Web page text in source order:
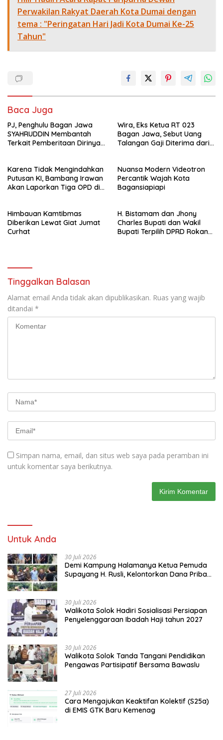
Perwakilan Rakyat Daerah Kota Dumai dengan
tema : "Peringatan Hari Jadi Kota Dumai Ke-25
Tahun"
Baca Juga
PJ, Penghulu Bagan Jawa
SYAHRUDDIN Membantah
Terkait Pemberitaan Dirinya
Wira, Eks Ketua RT 023
Bagan Jawa, Sebut Uang
Talangan Gaji Diterima dari
Karena Tidak Mengindahkan
Putusan KI, Bambang Irawan
Akan Laporkan Tiga OPD di
Nuansa Modern Videotron
Percantik Wajah Kota
Bagansiapiapi
Himbauan Kamtibmas
Diberikan Lewat Giat Jumat
Curhat
H. Bistamam dan Jhony
Charles Bupati dan Wakil
Bupati Terpilih DPRD Rokan
Tinggalkan Balasan
Alamat email Anda tidak akan dipublikasikan. Ruas yang wajib
ditandai *
Simpan nama, email, dan situs web saya pada peramban ini
untuk komentar saya berikutnya.
Untuk Anda
30 Juli 2026
Demi Kampung Halamanya Ketua Pemuda
Supayang H. Rusli, Kelontorkan Dana Pribadi
30 Juli 2026
Walikota Solok Hadiri Sosialisasi Persiapan
Penyelenggaraan Ibadah Haji tahun 2027
30 Juli 2026
Walikota Solok Tanda Tangani Pendidikan
Pengawas Partisipatif Bersama Bawaslu
27 Juli 2026
Cara Mengajukan Keaktifan Kolektif (S25a)
di EMIS GTK Baru Kemenag